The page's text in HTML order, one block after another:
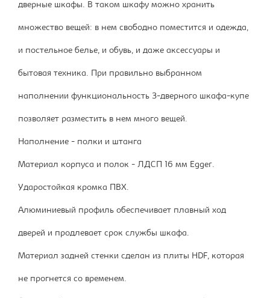
дверные шкафы. В таком шкафу можно хранить
множество вещей: в нем свободно поместится и одежда,
и постельное белье, и обувь, и даже аксессуары и
бытовая техника. При правильно выбранном
наполнении функциональность 3-дверного шкафа-купе
позволяет разместить в нем много вещей.
Наполнение - полки и штанга
Материал корпуса и полок - ЛДСП 16 мм Egger.
Ударостойкая кромка ПВХ.
Алюминиевый профиль обеспечивает плавный ход
дверей и продлевает срок службы шкафа.
Материал задней стенки сделан из плиты HDF, которая
не прогнется со временем.